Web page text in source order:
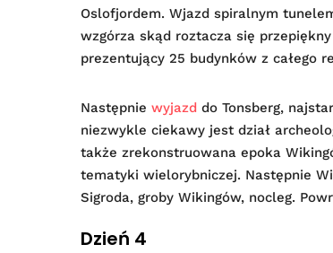
Oslofjordem. Wjazd spiralnym
wzgórza skąd roztacza się
prezentujący 25 budynków z całego
Następnie wyjazd do Tonsberg,
niezwykle ciekawy jest dział
także zrekonstruowana epoka
tematyki wielorybniczej. Następnie
Sigroda, groby Wikingów, nocleg.
Dzień 4